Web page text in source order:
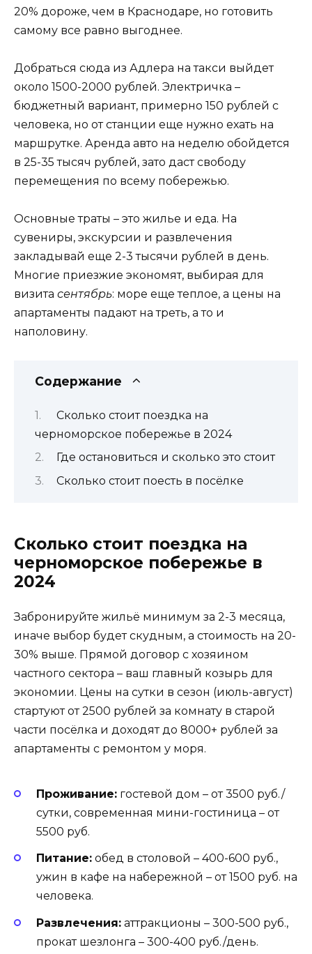
20% дороже, чем в Краснодаре, но готовить
самому все равно выгоднее.
Добраться сюда из Адлера на такси выйдет
около 1500-2000 рублей. Электричка –
бюджетный вариант, примерно 150 рублей с
человека, но от станции еще нужно ехать на
маршрутке. Аренда авто на неделю обойдется
в 25-35 тысяч рублей, зато даст свободу
перемещения по всему побережью.
Основные траты – это жилье и еда. На
сувениры, экскурсии и развлечения
закладывай еще 2-3 тысячи рублей в день.
Многие приезжие экономят, выбирая для
визита сентябрь: море еще теплое, а цены на
апартаменты падают на треть, а то и
наполовину.
Содержание
Сколько стоит поездка на
черноморское побережье в 2024
Где остановиться и сколько это стоит
Сколько стоит поесть в посёлке
Сколько стоит поездка на
черноморское побережье в
2024
Забронируйте жильё минимум за 2-3 месяца,
иначе выбор будет скудным, а стоимость на 20-
30% выше. Прямой договор с хозяином
частного сектора – ваш главный козырь для
экономии. Цены на сутки в сезон (июль-август)
стартуют от 2500 рублей за комнату в старой
части посёлка и доходят до 8000+ рублей за
апартаменты с ремонтом у моря.
Проживание: гостевой дом – от 3500 руб./
сутки, современная мини-гостиница – от
5500 руб.
Питание: обед в столовой – 400-600 руб.,
ужин в кафе на набережной – от 1500 руб. на
человека.
Развлечения: аттракционы – 300-500 руб.,
прокат шезлонга – 300-400 руб./день.